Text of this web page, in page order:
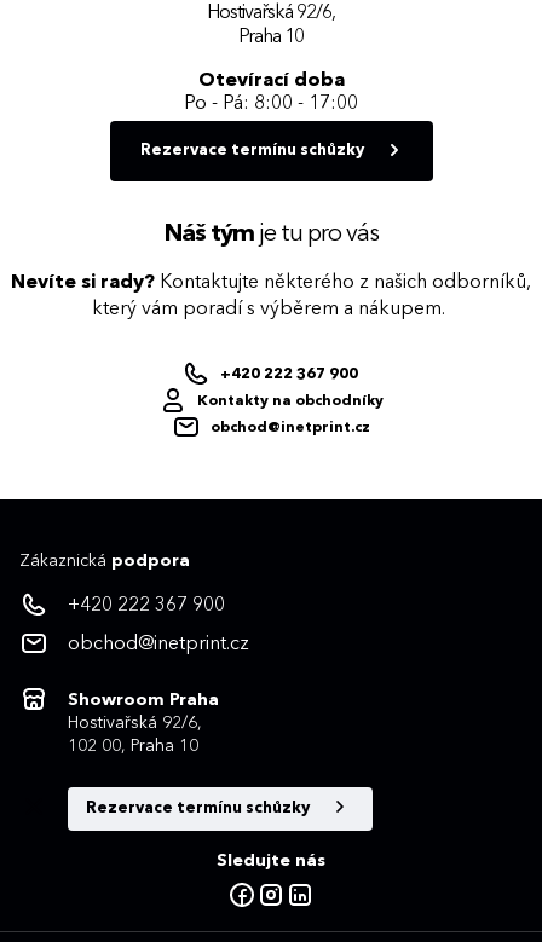
Hostivařská 92/6,
Praha 10
Otevírací doba
Po - Pá: 8:00 - 17:00
Rezervace termínu schůzky
Náš týmje tu pro vás
Nevíte si rady? Kontaktujte některého z našich odborníků,
který vám poradí s výběrem a nákupem.
+420 222 367 900
Kontakty na obchodníky
obchod@inetprint.cz
Zákaznická podpora
+420 222 367 900
obchod@inetprint.cz
Showroom Praha
Hostivařská 92/6,
102 00, Praha 10
Rezervace termínu schůzky
Sledujte nás